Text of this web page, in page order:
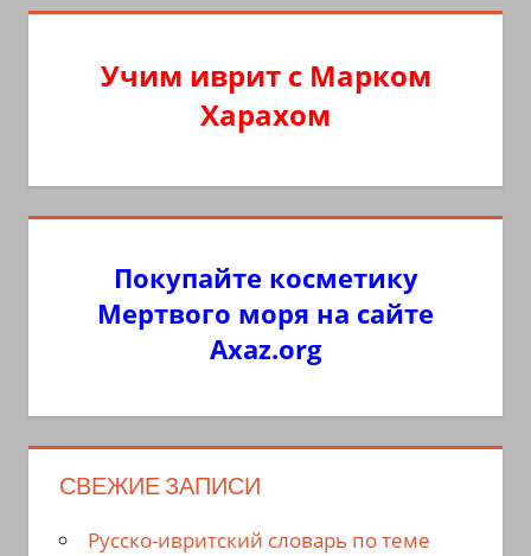
Учим иврит с Марком
Харахом
Покупайте косметику
Мертвого моря на сайте
Axaz.org
СВЕЖИЕ ЗАПИСИ
Русско-ивритский словарь по теме